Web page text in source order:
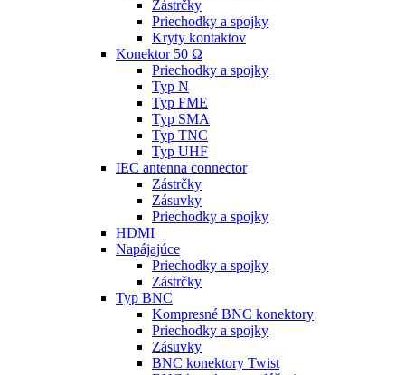
Zástrčky
Priechodky a spojky
Kryty kontaktov
Konektor 50 Ω
Priechodky a spojky
Typ N
Typ FME
Typ SMA
Typ TNC
Typ UHF
IEC antenna connector
Zástrčky
Zásuvky
Priechodky a spojky
HDMI
Napájajúce
Priechodky a spojky
Zástrčky
Typ BNC
Kompresné BNC konektory
Priechodky a spojky
Zásuvky
BNC konektory Twist